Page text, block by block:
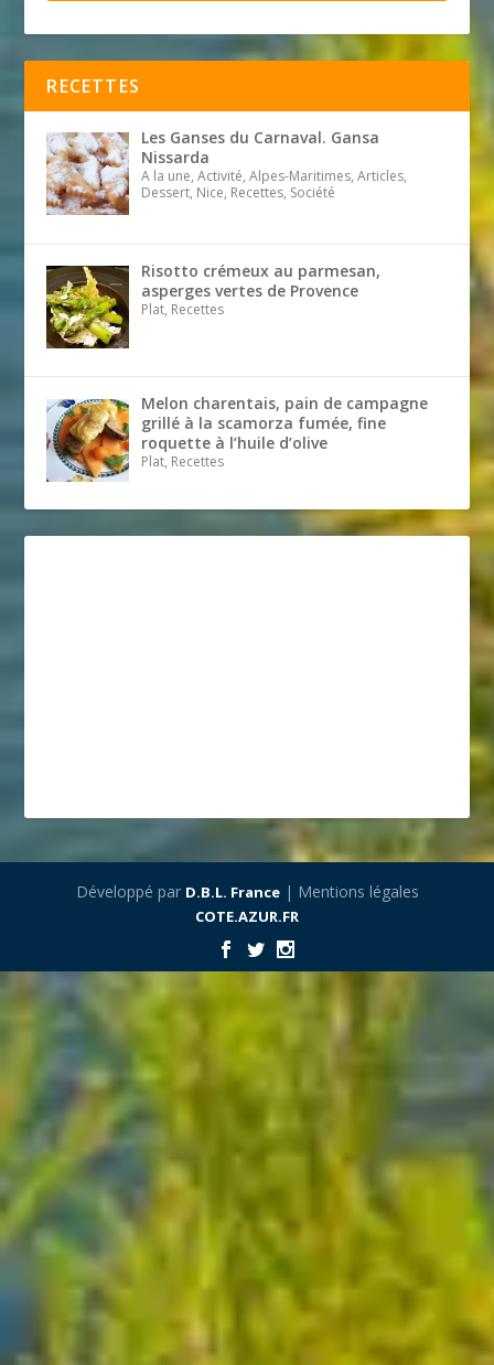
RECETTES
Les Ganses du Carnaval. Gansa
Nissarda
A la une, Activité, Alpes-Maritimes, Articles,
Dessert, Nice, Recettes, Société
Risotto crémeux au parmesan,
asperges vertes de Provence
Plat, Recettes
Melon charentais, pain de campagne
grillé à la scamorza fumée, fine
roquette à l’huile d’olive
Plat, Recettes
Développé par D.B.L. France| Mentions légales
COTE.AZUR.FR